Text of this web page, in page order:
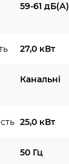
59-61 дБ(А)
27,0 кВт
Канальні
25,0 кВт
50 Гц